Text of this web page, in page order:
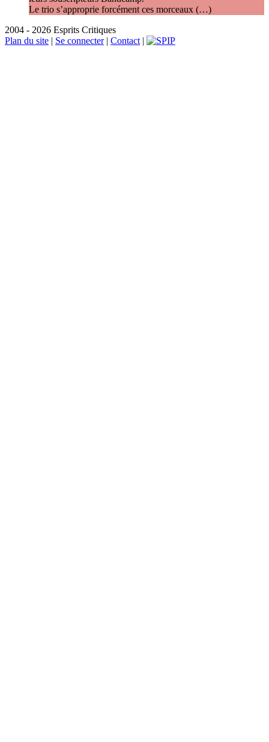
Le trio s’approprie forcément ces morceaux (…)
2004 - 2026 Esprits Critiques
Plan du site | Se connecter| Contact |